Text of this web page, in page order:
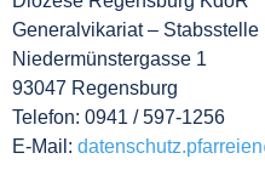
Generalvikariat – Stabsstelle
Niedermünstergasse 1
93047 Regensburg
Telefon: 0941 / 597-1256
E-Mail: